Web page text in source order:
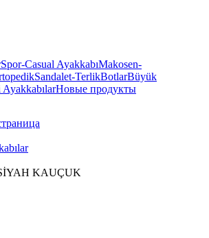
Spor-Casual AyakkabıMakosen-
Sandalet-TerlikBotlarBüyük
Новые продукты
KAUÇUK